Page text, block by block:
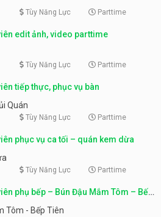
Tùy Năng Lực Parttime
edit ảnh, video parttime
Tùy Năng Lực Parttime
tiếp thực, phục vụ bàn
Quán
Tùy Năng Lực Parttime
phục vụ ca tối – quán kem dừa
Tùy Năng Lực Parttime
phụ bếp – Bún Đậu Mắm Tôm – Bếp
Tôm - Bếp Tiên